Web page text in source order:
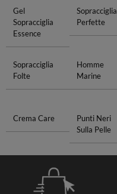
Gel
Sopracciglia
Essence
Sopracciglia
Perfette
Sopracciglia
Folte
Homme
Marine
Crema Care
Punti Neri
Sulla Pelle